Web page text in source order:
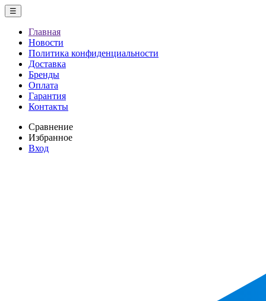
☰
Главная
Новости
Политика конфиденциальности
Доставка
Бренды
Оплата
Гарантия
Контакты
Сравнение
Избранное
Вход